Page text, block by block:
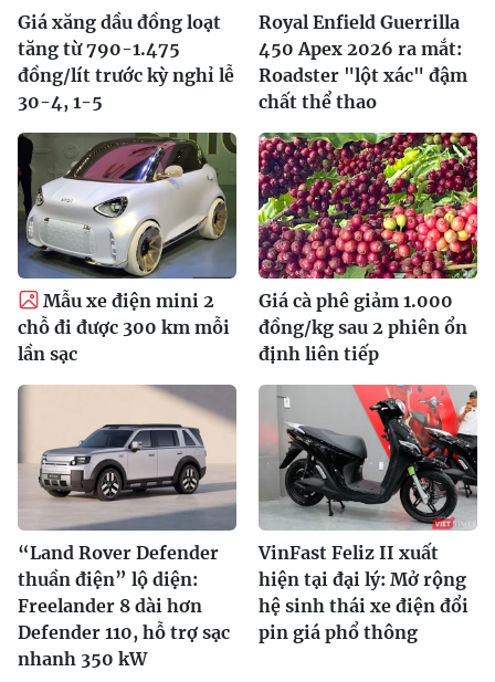
Giá xăng dầu đồng loạt
tăng từ 790-1.475
đồng/lít trước kỳ nghỉ lễ
30-4, 1-5
Royal Enfield Guerrilla
450 Apex 2026 ra mắt:
Roadster "lột xác" đậm
chất thể thao
Mẫu xe điện mini 2
chỗ đi được 300 km mỗi
lần sạc
Giá cà phê giảm 1.000
đồng/kg sau 2 phiên ổn
định liên tiếp
“Land Rover Defender
thuần điện” lộ diện:
Freelander 8 dài hơn
Defender 110, hỗ trợ sạc
nhanh 350 kW
VinFast Feliz II xuất
hiện tại đại lý: Mở rộng
hệ sinh thái xe điện đổi
pin giá phổ thông